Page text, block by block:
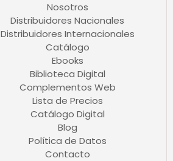
Nosotros
Distribuidores Nacionales
Distribuidores Internacionales
Catálogo
Ebooks
Biblioteca Digital
Complementos Web
Lista de Precios
Catálogo Digital
Blog
Política de Datos
Contacto